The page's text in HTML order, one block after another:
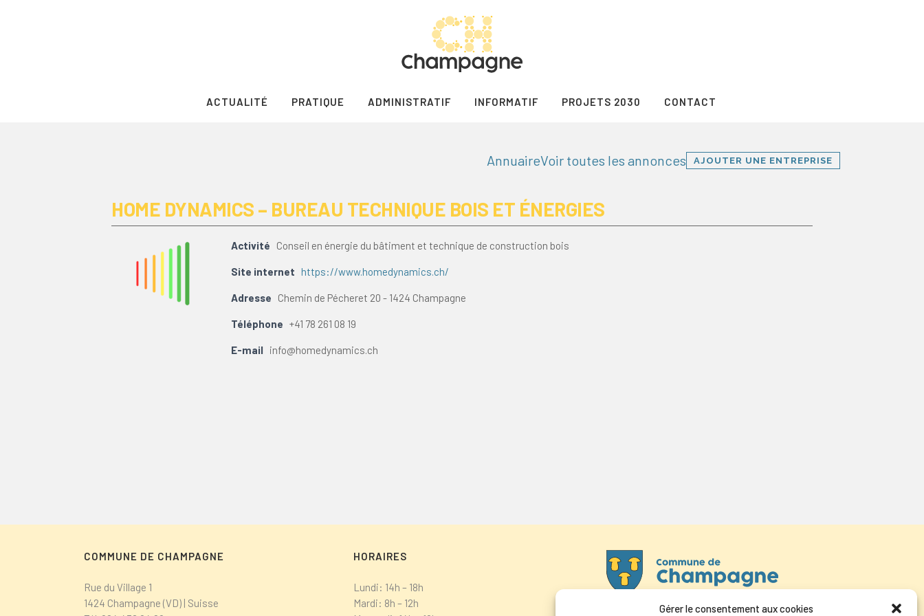
Gérer le consentement aux cookies
ACTUALITÉ PRATIQUE ADMINISTRATIF INFORMATIF PROJETS 2030 CONTACT
AnnuaireVoir toutes les annonces AJOUTER UNE ENTREPRISE
HOME DYNAMICS – BUREAU TECHNIQUE BOIS ET ÉNERGIES
Activité Conseil en énergie du bâtiment et technique de construction bois
Site internet https://www.homedynamics.ch/
Adresse Chemin de Pécheret 20 - 1424 Champagne
Téléphone +41 78 261 08 19
E-mail info@homedynamics.ch
COMMUNE DE CHAMPAGNE
Rue du Village 1
1424 Champagne (VD) | Suisse
HORAIRES
Lundi: 14h – 18h
Mardi: 8h – 12h